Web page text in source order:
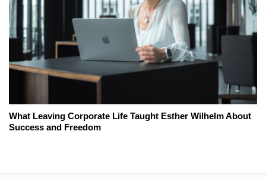
What Leaving Corporate Life Taught Esther Wilhelm About
Success and Freedom